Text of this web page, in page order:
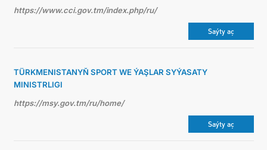
https://www.cci.gov.tm/index.php/ru/
Saýty aç
TÜRKMENISTANYŇ SPORT WE ÝAŞLAR SYÝASATY
MINISTRLIGI
https://msy.gov.tm/ru/home/
Saýty aç